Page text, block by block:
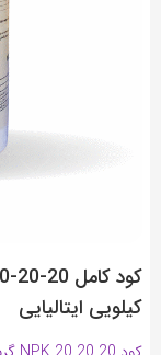
کیلویی ایتالیایی